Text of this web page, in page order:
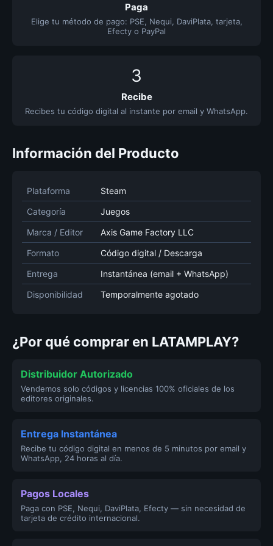
Paga
Elige tu método de pago: PSE, Nequi, DaviPlata, tarjeta,
Efecty o PayPal
3
Recibe
Recibes tu código digital al instante por email y WhatsApp.
Información del Producto
Plataforma
Steam
Categoría
Juegos
Marca / Editor
Axis Game Factory LLC
Formato
Código digital / Descarga
Entrega
Instantánea (email + WhatsApp)
Disponibilidad
Temporalmente agotado
¿Por qué comprar en LATAMPLAY?
Distribuidor Autorizado
Vendemos solo códigos y licencias 100% oficiales de los
editores originales.
Entrega Instantánea
Recibe tu código digital en menos de 5 minutos por email y
WhatsApp, 24 horas al día.
Pagos Locales
Paga con PSE, Nequi, DaviPlata, Efecty — sin necesidad de
tarjeta de crédito internacional.